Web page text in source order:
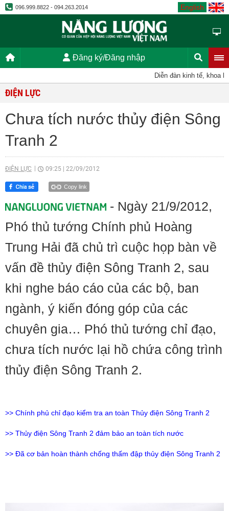
096.999.8822 - 094.263.2014 English
Đăng ký/Đăng nhập
Diễn đàn kinh tế, khoa
ĐIỆN LỰC
Chưa tích nước thủy điện Sông
Tranh 2
ĐIỆN LỰC 09:25 22/09/2012
Copy link
- Ngày 21/9/2012,
Phó thủ tướng Chính phủ Hoàng
Trung Hải đã chủ trì cuộc họp bàn về
vấn đề thủy điện Sông Tranh 2, sau
khi nghe báo cáo của các bộ, ban
ngành, ý kiến đóng góp của các
chuyên gia… Phó thủ tướng chỉ đạo,
chưa tích nước lại hồ chứa công trình
thủy điện Sông Tranh 2.
>> Chính phủ chỉ đạo kiểm tra an toàn Thủy điện Sông Tranh 2
>> Thủy điện Sông Tranh 2 đảm bảo an toàn tích nước
>> Đã cơ bản hoàn thành chống thấm đập thủy điện Sông Tranh 2